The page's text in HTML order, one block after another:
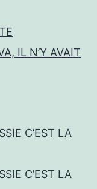
IL N’Y AVAIT
C’EST LA
C’EST LA